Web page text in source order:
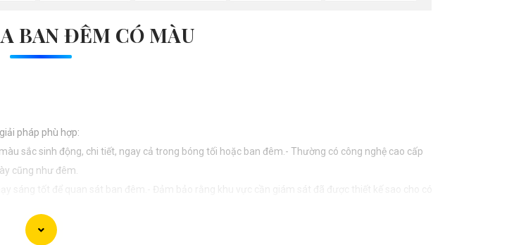
BAN ĐÊM CÓ MÀU
pháp phù hợp:
sắc sinh động, chi tiết, ngay cả trong bóng tối hoặc ban đêm.- Thường có công nghệ cao cấp
cũng như đêm.
sáng tốt để quan sát ban đêm.- Đảm bảo rằng khu vực cần giám sát đã được thiết kế sao cho có
gia trong lĩnh vực lắp đặt Camera để được hỗ trợ tốt nhất.